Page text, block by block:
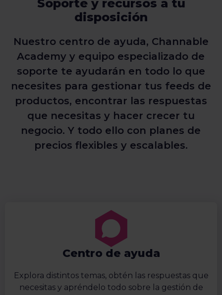
Soporte y recursos a tu
disposición
Nuestro centro de ayuda, Channable
Academy y equipo especializado de
soporte te ayudarán en todo lo que
necesites para gestionar tus feeds de
productos, encontrar las respuestas
que necesitas y hacer crecer tu
negocio. Y todo ello con planes de
precios flexibles y escalables.
Centro de ayuda
Explora distintos temas, obtén las respuestas que
necesitas y apréndelo todo sobre la gestión de